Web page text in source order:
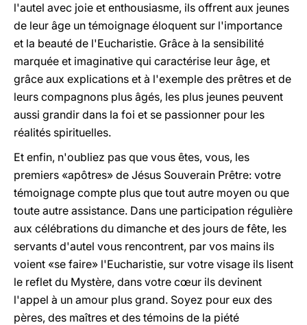
l'autel avec joie et enthousiasme, ils offrent aux jeunes
de leur âge un témoignage éloquent sur l'importance
et la beauté de l'Eucharistie. Grâce à la sensibilité
marquée et imaginative qui caractérise leur âge, et
grâce aux explications et à l'exemple des prêtres et de
leurs compagnons plus âgés, les plus jeunes peuvent
aussi grandir dans la foi et se passionner pour les
réalités spirituelles.
Et enfin, n'oubliez pas que vous êtes, vous, les
premiers «apôtres» de Jésus Souverain Prêtre: votre
témoignage compte plus que tout autre moyen ou que
toute autre assistance. Dans une participation régulière
aux célébrations du dimanche et des jours de fête, les
servants d'autel vous rencontrent, par vos mains ils
voient «se faire» l'Eucharistie, sur votre visage ils lisent
le reflet du Mystère, dans votre cœur ils devinent
l'appel à un amour plus grand. Soyez pour eux des
pères, des maîtres et des témoins de la piété